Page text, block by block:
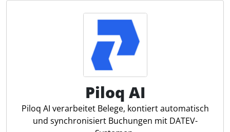
Kernfunktionen gehören sichere Projekträume,
interaktive Checklisten und flexible
Kommunikationslinks, die es ermöglichen,
unternehmensinterne sowie externe Prozesse
effizient zu managen. Dokumente können
Übergang zur papierlosen Kanzlei unterstützt.
Neben der strukturierten Zusammenarbeit mit
externen Kontakten umfasst 5F auch die Abbildung
Piloq AI
Piloq AI verarbeitet Belege, kontiert automatisch
und synchronisiert Buchungen mit DATEV-